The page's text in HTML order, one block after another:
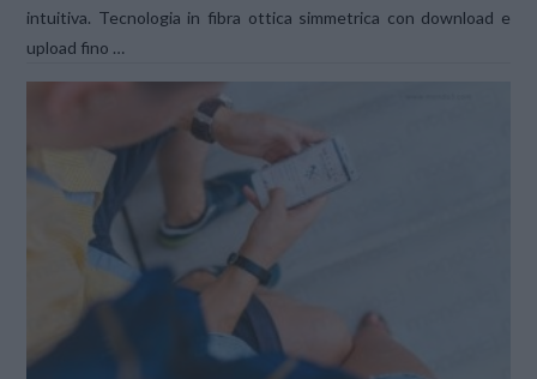
VIEW POST
intuitiva. Tecnologia in fibra ottica simmetrica con download e
upload fino …